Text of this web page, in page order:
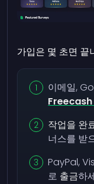
가입은 몇 초면 끝
이메일,
Freecash
작업을 완
너스를 받
PayPal,
로 출금하